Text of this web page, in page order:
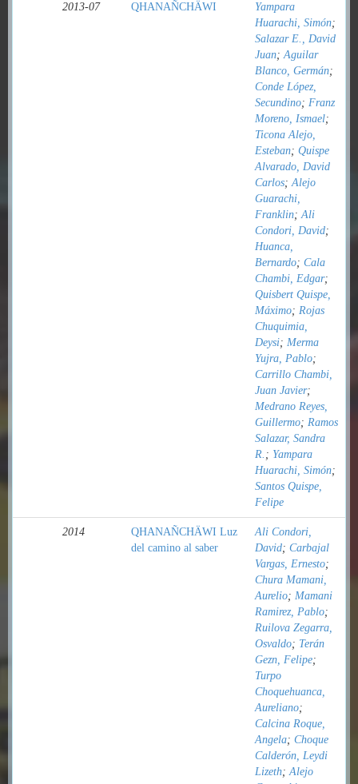
2013-07 QHANAÑCHÄWI
Yampara
Huarachi, Simón;
Salazar E., David
Juan;Aguilar
Blanco, Germán;
Conde López,
Secundino; Franz
Moreno, Ismael;
Ticona Alejo,
Esteban; Quispe
Alvarado, David
Carlos;Alejo
Guarachi,
Franklin;Ali
Condori, David;
Huanca,
Bernardo; Cala
Chambi, Edgar;
Quisbert Quispe,
Máximo; Rojas
Chuquimia,
Deysi; Merma
Yujra, Pablo;
Carrillo Chambi,
Juan Javier;
Medrano Reyes,
Guillermo; Ramos
Salazar, Sandra
R. ; Yampara
Huarachi, Simón;
Santos Quispe,
Felipe
2014
QHANAÑCHÄWI Luz
del camino al saber
Ali Condori,
David; Carbajal
Vargas, Ernesto;
Chura Mamani,
Aurelio; Mamani
Ramirez, Pablo;
Ruilova Zegarra,
Osvaldo; Terán
Gezn, Felipe;
Turpo
Choquehuanca,
Aureliano;
Calcina Roque,
Angela; Choque
Calderón, Leydi
Lizeth;Alejo